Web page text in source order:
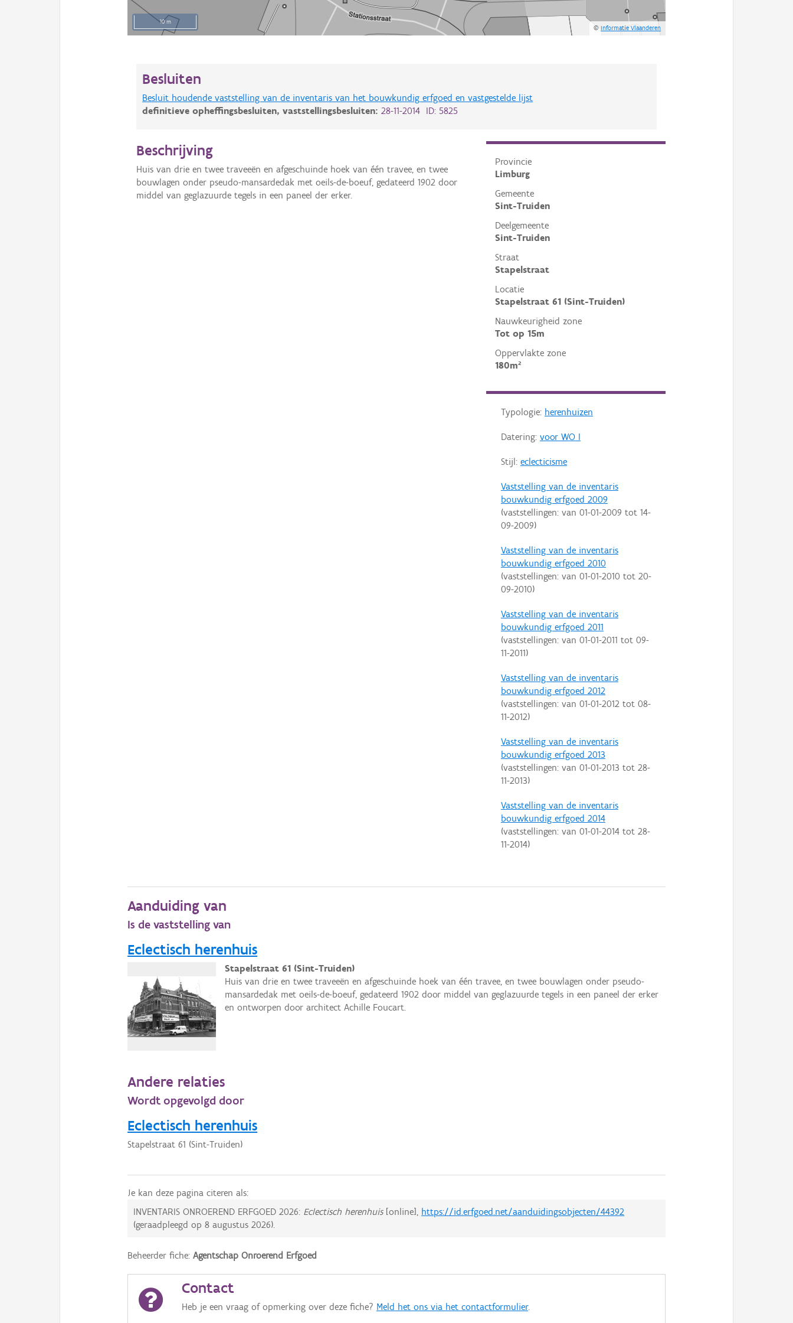
10 m
©Informatie Vlaanderen
Besluiten
Besluit houdende vaststelling van de inventaris van het bouwkundig erfgoed en vastgestelde lijst
definitieve opheffingsbesluiten,vaststellingsbesluiten:28-11-2014 ID: 5825
Provincie
Limburg
Gemeente
Sint-Truiden
Deelgemeente
Sint-Truiden
Straat
Stapelstraat
Locatie
Stapelstraat 61 (Sint-Truiden)
Nauwkeurigheid zone
Tot op 15m
Oppervlakte zone
180m²
Typologie: herenhuizen
Datering: voor WO I
Stijl: eclecticisme
Vaststelling van de inventaris
bouwkundig erfgoed 2009
(vaststellingen: van 01-01-2009 tot 14-
09-2009)
Vaststelling van de inventaris
bouwkundig erfgoed 2010
(vaststellingen: van 01-01-2010 tot 20-
09-2010)
Vaststelling van de inventaris
bouwkundig erfgoed 2011
(vaststellingen: van 01-01-2011 tot 09-
11-2011)
Vaststelling van de inventaris
bouwkundig erfgoed 2012
(vaststellingen: van 01-01-2012tot 08-
11-2012)
Vaststelling van de inventaris
bouwkundig erfgoed 2013
(vaststellingen: van 01-01-2013 tot 28-
11-2013)
Vaststelling van de inventaris
bouwkundig erfgoed 2014
(vaststellingen: van 01-01-2014tot 28-
11-2014)
Beschrijving
Huis van drie en twee traveeën en afgeschuinde hoek van één travee, en twee
bouwlagen onder pseudo-mansardedak met oeils-de-boeuf, gedateerd 1902 door
middel van geglazuurde tegels in een paneel der erker.
Aanduiding van
Is de vaststelling van
Eclectisch herenhuis
Stapelstraat 61 (Sint-Truiden)
Huis van drie en twee traveeën en afgeschuinde hoek van één travee, en twee bouwlagen onder pseudo-
mansardedak met oeils-de-boeuf, gedateerd 1902 door middel van geglazuurde tegels in een paneel der erker
en ontworpen door architect Achille Foucart.
Andere relaties
Wordt opgevolgd door
Eclectisch herenhuis
Stapelstraat 61 (Sint-Truiden)
Je kan deze pagina citeren als:
INVENTARIS ONROEREND ERFGOED 2026: Eclectisch herenhuis[online], https://id.erfgoed.net/aanduidingsobjecten/44392
(geraadpleegd op8 augustus 2026).
Beheerder fiche:Agentschap Onroerend Erfgoed
Contact
Heb je een vraag of opmerking over deze fiche? Meld het ons via het contactformulier.